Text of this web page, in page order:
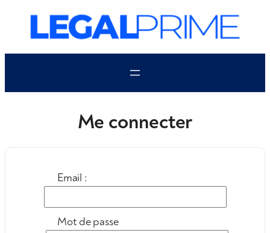
contenu
Me connecter
Email :
Mot de passe